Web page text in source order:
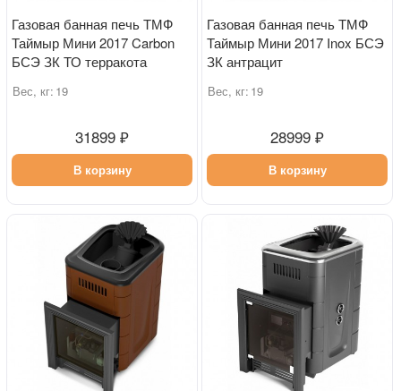
Газовая банная печь ТМФ
Таймыр Мини 2017 Carbon
БСЭ ЗК ТО терракота
Вес, кг: 19
31899 ₽
В корзину
Газовая банная печь ТМФ
Таймыр Мини 2017 Inox БСЭ
ЗК антрацит
Вес, кг: 19
28999 ₽
В корзину